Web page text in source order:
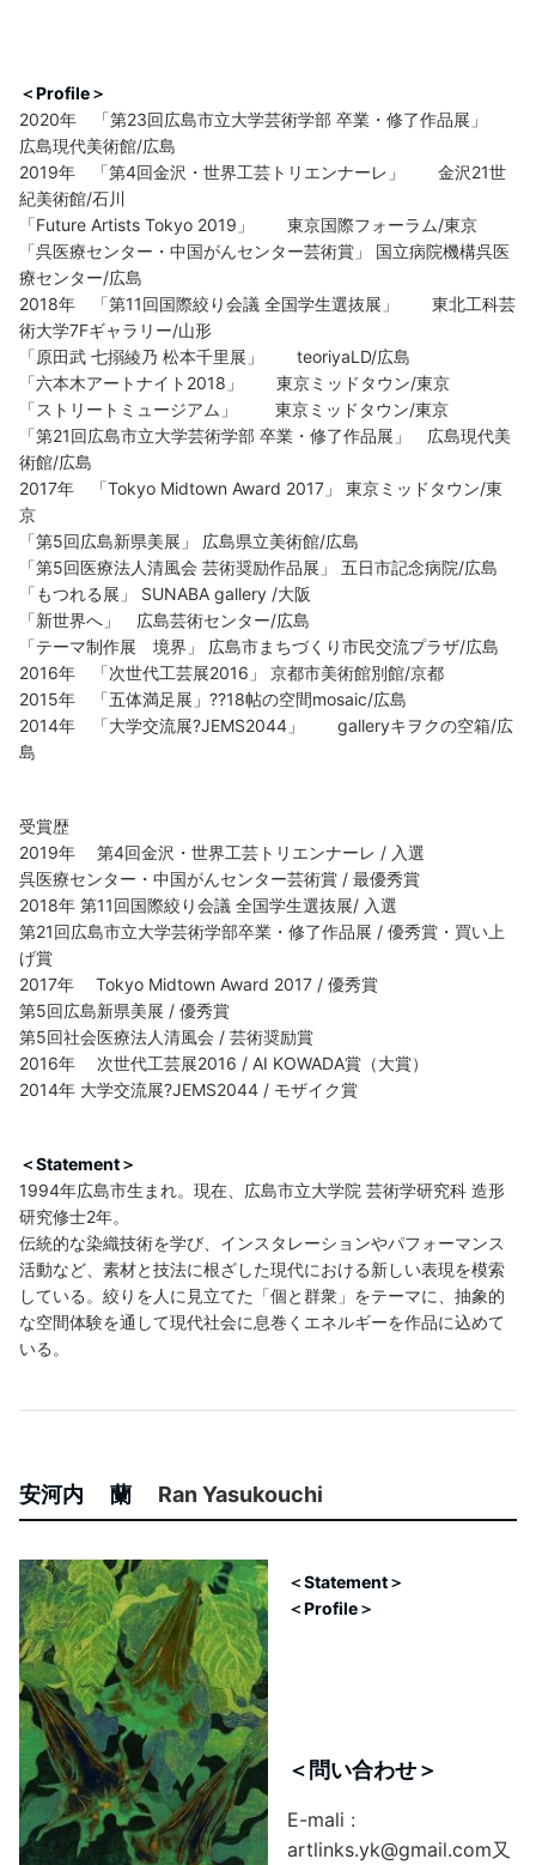
＜Profile＞
2020年 「第23回広島市立大学芸術学部 卒業・修了作品展」
広島現代美術館/広島
2019年 「第4回金沢・世界工芸トリエンナーレ」 金沢21世
紀美術館/石川
「Future Artists Tokyo 2019」 東京国際フォーラム/東京
「呉医療センター・中国がんセンター芸術賞」 国立病院機構呉医
療センター/広島
2018年 「第11回国際絞り会議 全国学生選抜展」 東北工科芸
術大学7Fギャラリー/山形
「原田武 七搦綾乃 松本千里展」 teoriyaLD/広島
「六本木アートナイト2018」 東京ミッドタウン/東京
「ストリートミュージアム」 東京ミッドタウン/東京
「第21回広島市立大学芸術学部 卒業・修了作品展」 広島現代美
術館/広島
2017年 「Tokyo Midtown Award 2017」 東京ミッドタウン/東
京
「第5回広島新県美展」 広島県立美術館/広島
「第5回医療法人清風会 芸術奨励作品展」 五日市記念病院/広島
「もつれる展」 SUNABA gallery /大阪
「新世界へ」 広島芸術センター/広島
「テーマ制作展 境界」 広島市まちづくり市民交流プラザ/広島
2016年 「次世代工芸展2016」 京都市美術館別館/京都
2015年 「五体満足展」??18帖の空間mosaic/広島
2014年 「大学交流展?JEMS2044」 galleryキヲクの空箱/広
島
受賞歴
2019年 第4回金沢・世界工芸トリエンナーレ / 入選
呉医療センター・中国がんセンター芸術賞 / 最優秀賞
2018年 第11回国際絞り会議 全国学生選抜展/ 入選
第21回広島市立大学芸術学部卒業・修了作品展 / 優秀賞・買い上
げ賞
2017年 Tokyo Midtown Award 2017 / 優秀賞
第5回広島新県美展 / 優秀賞
第5回社会医療法人清風会 / 芸術奨励賞
2016年 次世代工芸展2016 / AI KOWADA賞（大賞）
2014年 大学交流展?JEMS2044 / モザイク賞
＜Statement＞
1994年広島市生まれ。現在、広島市立大学院 芸術学研究科 造形
研究修士2年。
伝統的な染織技術を学び、インスタレーションやパフォーマンス
活動など、素材と技法に根ざした現代における新しい表現を模索
している。絞りを人に見立てた「個と群衆」をテーマに、抽象的
な空間体験を通して現代社会に息巻くエネルギーを作品に込めて
いる。
安河内 蘭 Ran Yasukouchi
＜Statement＞
＜Profile＞
＜問い合わせ＞
E-mali :
artlinks.yk@gmail.com又